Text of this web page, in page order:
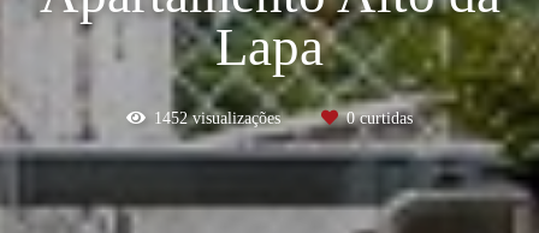
Lapa
1452visualizações 0curtidas